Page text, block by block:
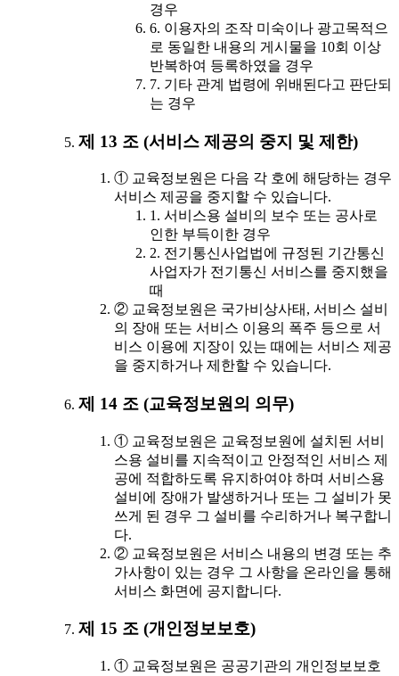
경우
6. 이용자의 조작 미숙이나 광고목적으
로 동일한 내용의 게시물을 10회 이상
반복하여 등록하였을 경우
7. 기타 관계 법령에 위배된다고 판단되
는 경우
제 13 조 (서비스 제공의 중지 및 제한)
① 교육정보원은 다음 각 호에 해당하는 경우
서비스 제공을 중지할 수 있습니다.
1. 서비스용 설비의 보수 또는 공사로
인한 부득이한 경우
2. 전기통신사업법에 규정된 기간통신
사업자가 전기통신 서비스를 중지했을
때
② 교육정보원은 국가비상사태, 서비스 설비
의 장애 또는 서비스 이용의 폭주 등으로 서
비스 이용에 지장이 있는 때에는 서비스 제공
을 중지하거나 제한할 수 있습니다.
제 14 조 (교육정보원의 의무)
① 교육정보원은 교육정보원에 설치된 서비
스용 설비를 지속적이고 안정적인 서비스 제
공에 적합하도록 유지하여야 하며 서비스용
설비에 장애가 발생하거나 또는 그 설비가 못
쓰게 된 경우 그 설비를 수리하거나 복구합니
다.
② 교육정보원은 서비스 내용의 변경 또는 추
가사항이 있는 경우 그 사항을 온라인을 통해
서비스 화면에 공지합니다.
제 15 조 (개인정보보호)
① 교육정보원은 공공기관의 개인정보보호